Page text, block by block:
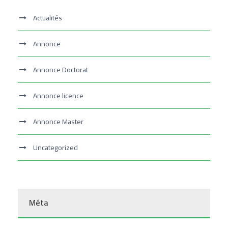
Actualités
Annonce
Annonce Doctorat
Annonce licence
Annonce Master
Uncategorized
Méta